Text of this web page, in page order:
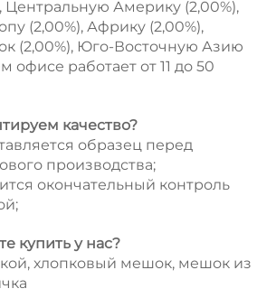
Центральную Америку (2,00%),
(2,00%), Африку (2,00%),
(2,00%), Юго-Восточную Азию
офисе работает от 11 до 50
качество?
образец перед
производства;
окончательный контроль
купить у нас?
хлопковый мешок, мешок из